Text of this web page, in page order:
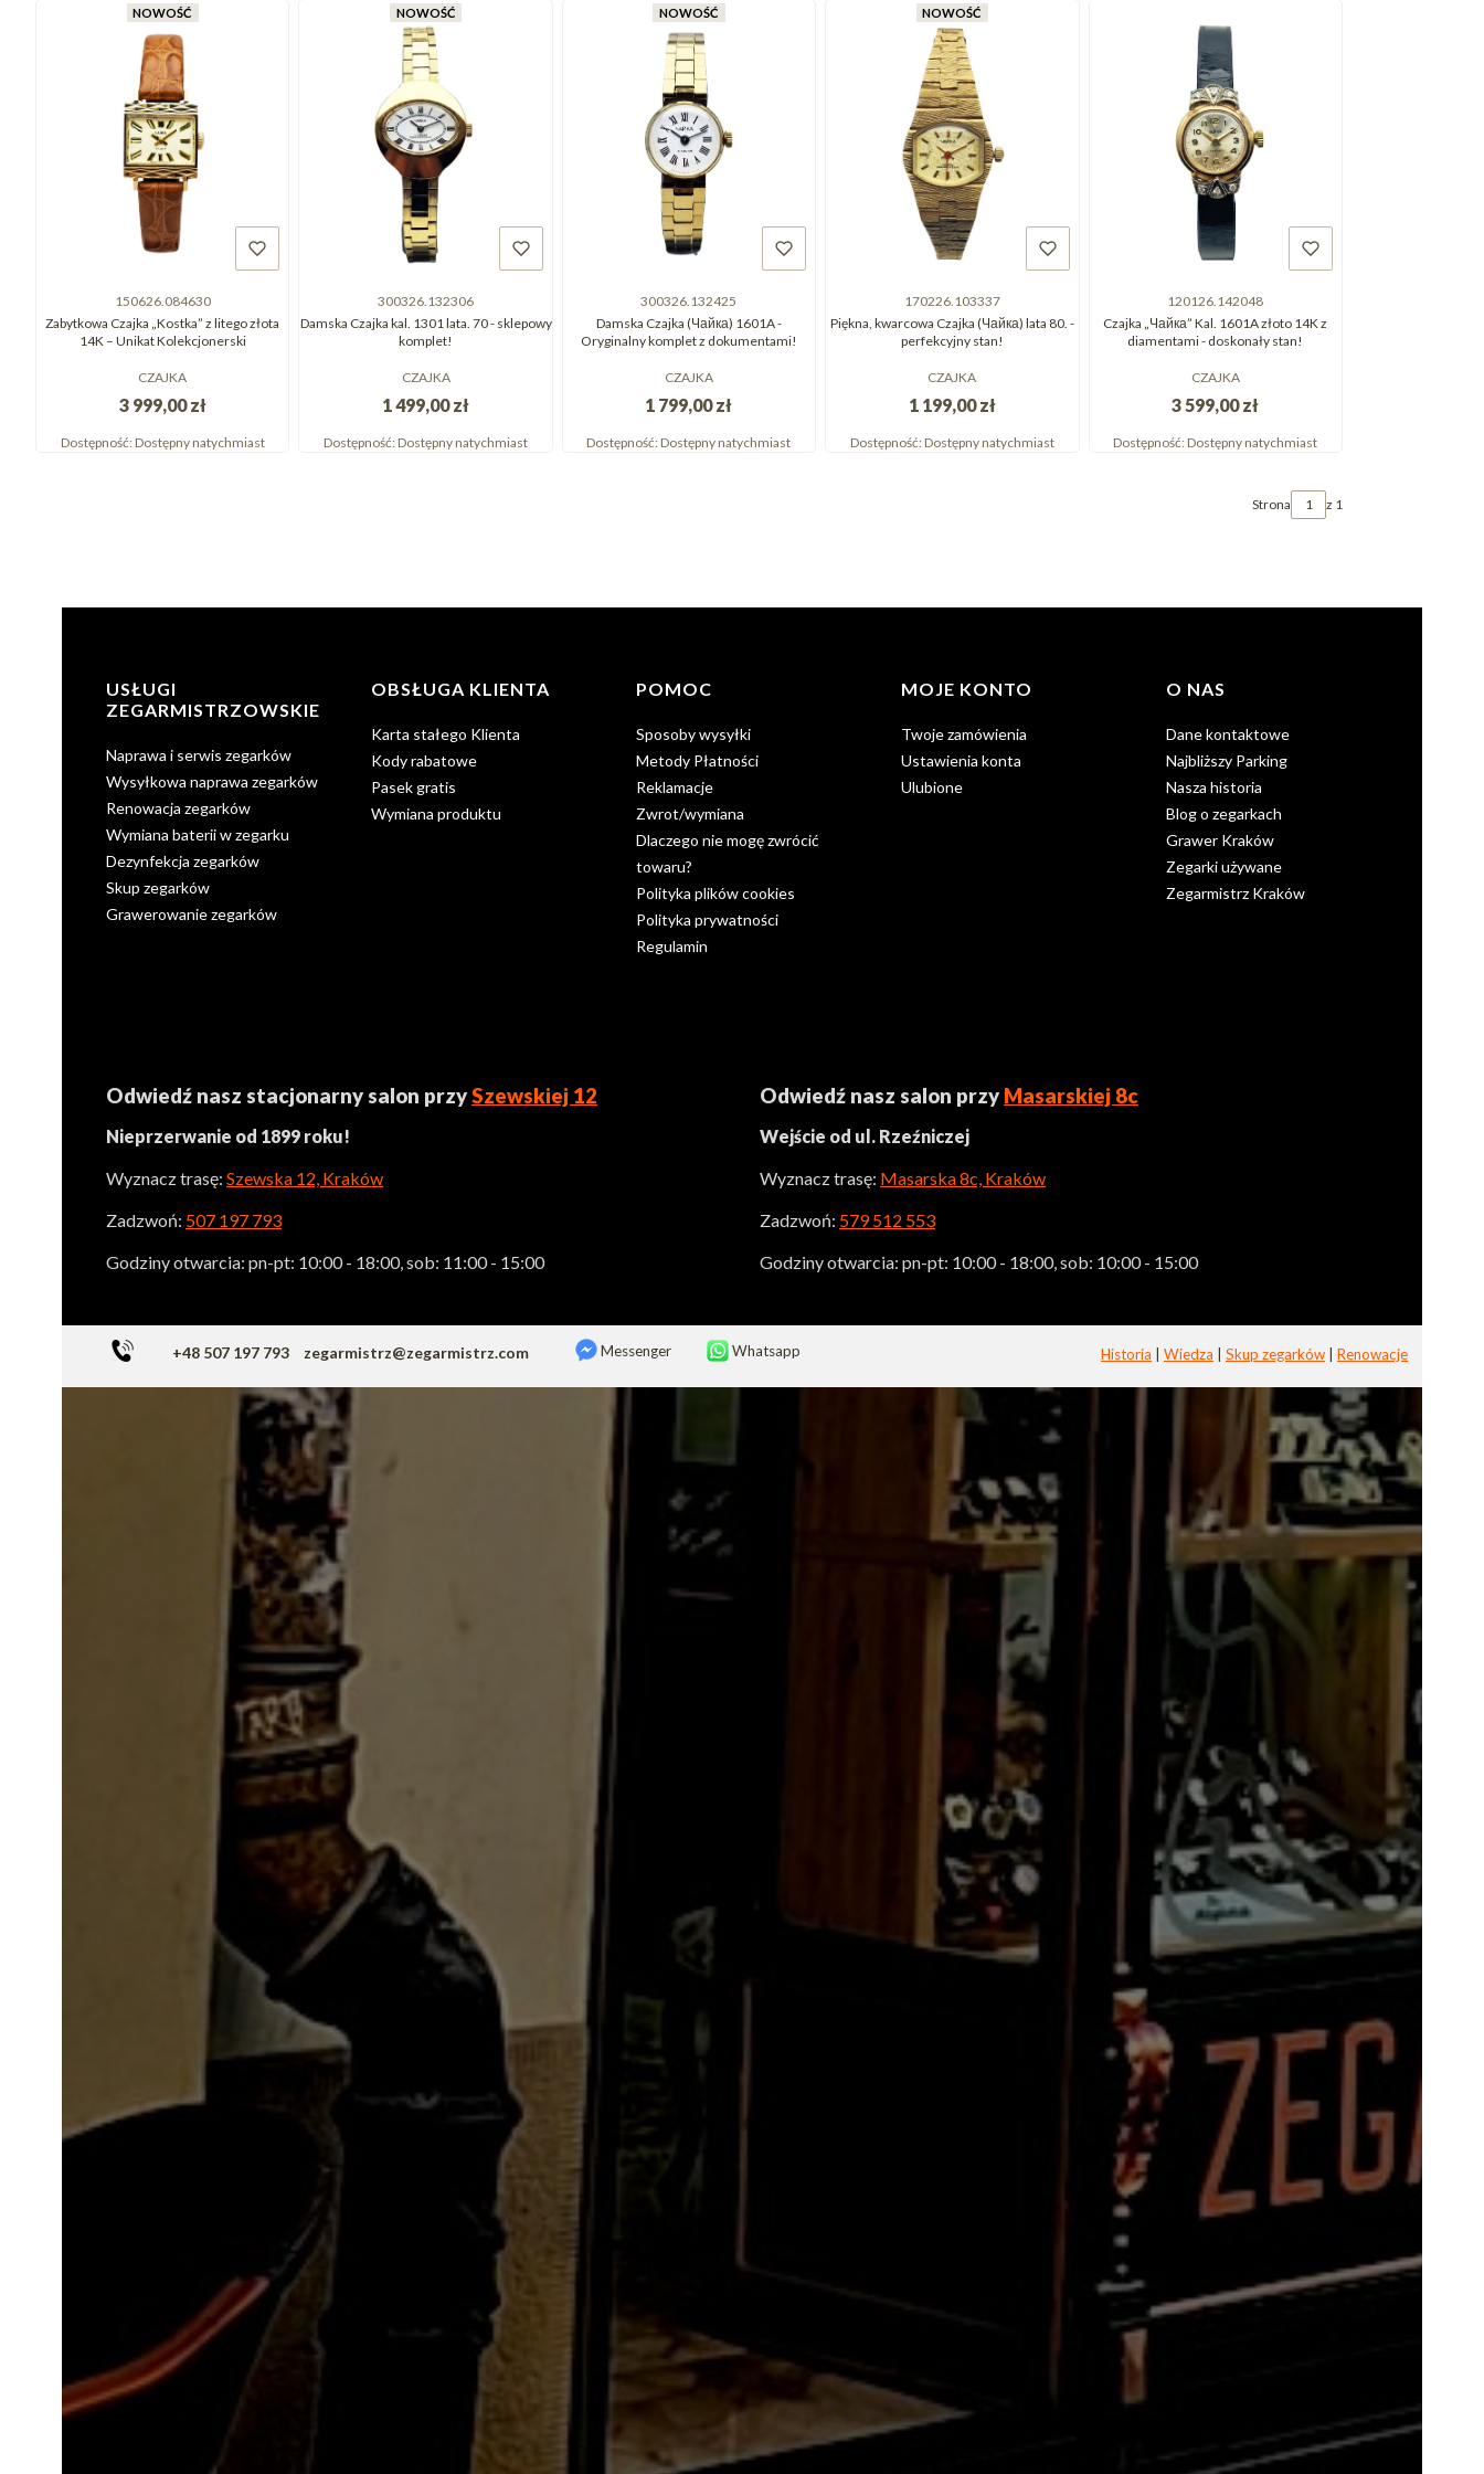
NOWOŚĆ
150626.084630
Zabytkowa Czajka „Kostka” z litego złota
14K – Unikat Kolekcjonerski
CZAJKA
3 999,00 zł
Dostępność:Dostępny natychmiast
NOWOŚĆ
300326.132306
Damska Czajka kal. 1301 lata. 70 - sklepowy
komplet!
CZAJKA
1 499,00 zł
Dostępność:Dostępny natychmiast
NOWOŚĆ
300326.132425
Damska Czajka (Чайка) 1601A -
Oryginalny komplet z dokumentami!
CZAJKA
1 799,00 zł
Dostępność:Dostępny natychmiast
NOWOŚĆ
170226.103337
Piękna, kwarcowa Czajka (Чайка) lata 80. -
perfekcyjny stan!
CZAJKA
1 199,00 zł
Dostępność:Dostępny natychmiast
120126.142048
Czajka „Чайка” Kal. 1601A złoto 14K z
diamentami - doskonały stan!
CZAJKA
3 599,00 zł
Dostępność:Dostępny natychmiast
Strona z 1
Linki w stopce
USŁUGI
ZEGARMISTRZOWSKIE
Naprawa i serwis zegarków
Wysyłkowa naprawa zegarków
Renowacja zegarków
Wymiana baterii w zegarku
Dezynfekcja zegarków
Skup zegarków
Grawerowanie zegarków
OBSŁUGA KLIENTA
Karta stałego Klienta
Kody rabatowe
Pasek gratis
Wymiana produktu
POMOC
Sposoby wysyłki
Metody Płatności
Reklamacje
Zwrot/wymiana
Dlaczego nie mogę zwrócić
towaru?
Polityka plików cookies
Polityka prywatności
Regulamin
MOJE KONTO
Twoje zamówienia
Ustawienia konta
Ulubione
O NAS
Dane kontaktowe
Najbliższy Parking
Nasza historia
Blog o zegarkach
Grawer Kraków
Zegarki używane
Zegarmistrz Kraków
Odwiedź nasz stacjonarny salon przySzewskiej 12
Nieprzerwanie od 1899 roku!
Wyznacz trasę: Szewska 12, Kraków
Zadzwoń: 507 197 793
Godziny otwarcia: pn-pt: 10:00 - 18:00, sob: 11:00 - 15:00
Odwiedź nasz salon przy Masarskiej 8c
Wejście od ul. Rzeźniczej
Wyznacz trasę: Masarska 8c, Kraków
Zadzwoń: 579 512 553
Godziny otwarcia: pn-pt: 10:00 - 18:00, sob: 10:00 - 15:00
+48 507 197 793 zegarmistrz@zegarmistrz.com Messenger Whatsapp Historia | Wiedza | Skup zegarków | Renowacje